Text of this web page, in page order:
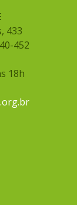
433
452
18h